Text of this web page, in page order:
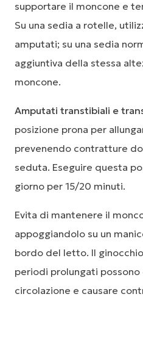
supportare il moncone e
Su una sedia a rotelle,
amputati; su una sedia
aggiuntiva della stessa
moncone.
Amputati transtibiali e
posizione prona per
prevenendo contratture
seduta. Eseguire questa
giorno per 15/20 minuti.
Evita di mantenere il
appoggiandolo su un
bordo del letto. Il
periodi prolungati
circolazione e causare